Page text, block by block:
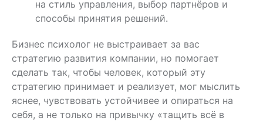
на стиль управления, выбор партнёров и
способы принятия решений.
Бизнес психолог не выстраивает за вас
стратегию развития компании, но помогает
сделать так, чтобы человек, который эту
стратегию принимает и реализует, мог мыслить
яснее, чувствовать устойчивее и опираться на
себя, а не только на привычку «тащить всё в